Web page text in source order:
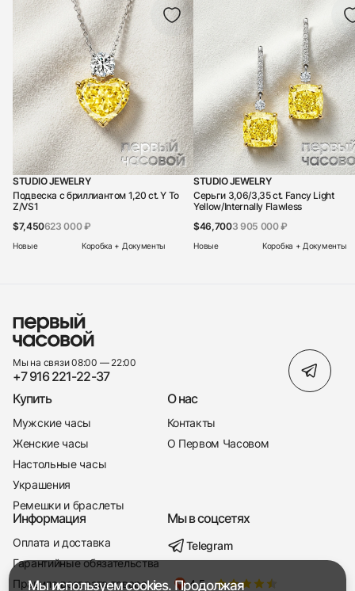
+7 916 221-22-37
STUDIO JEWELRY
Подвеска с бриллиантом 1,20 ct. Y To
Z/VS1
$7,450623 000 ₽
Новые Коробка + Документы
STUDIO JEWELRY
Серьги 3,06/3,35 ct. Fancy Light
Yellow/Internally Flawless
$46,7003 905 000 ₽
Новые Коробка + Документы
Мы на связи 08:00 — 22:00
+7 916 221-22-37
Купить
Мужские часы
Женские часы
Настольные часы
Украшения
Ремешки и браслеты
О нас
Контакты
О Первом Часовом
Информация
Оплата и доставка
Гарантийные обязательства
Правила возврата товара
Мы в соцсетях
Telegram
Мы используем cookies. Продолжая